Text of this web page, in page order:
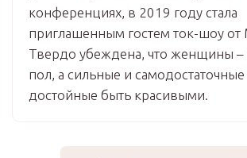
конференциях, в 2019 году стала
приглашенным гостем ток-шоу
Твердо убеждена, что женщины –
пол, а сильные и самодостаточные
достойные быть красивыми.